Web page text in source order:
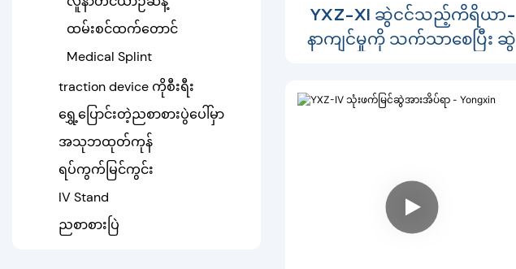
ထမ်းစင်ထက်တောင်
Medical Splint
traction device ကိုစီးရီး
ရွှေ့ပြောင်းတဲ့ညစာစားပွဲပေါ်မှာ
အသုဘထုတ်ကုန်
ရပ်ကွက်မြင်ကွင်း
IV Stand
ညစာစားပြဲ
YXZ-XI ဆွဲငင်သည့်ကိရိယာ-
နာကျင်မှုကို သက်သာစေပြီး ဆွဲ
စေသည်။